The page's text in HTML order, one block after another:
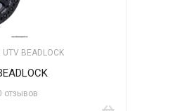
UTV BEADLOCK
отзывов